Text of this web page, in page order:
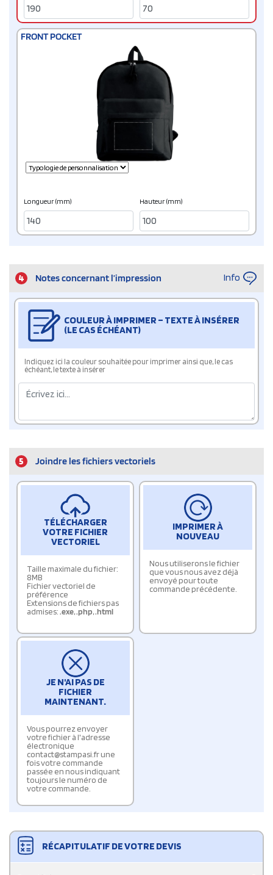
FRONT POCKET
Longueur (mm) Hauteur (mm)
4 Notes concernant l’impression Info
COULEUR À IMPRIMER – TEXTE À INSÉRER
(LE CAS ÉCHÉANT)
Indiquez ici la couleur souhaitée pour imprimer ainsi que, le cas
échéant, le texte à insérer
5 Joindre les fichiers vectoriels
TÉLÉCHARGER
VOTRE FICHIER
VECTORIEL
Taille maximale du fichier:
8MB
Fichier vectoriel de
préférence
Extensions de fichiers pas
admises:.exe,.php,.html
IMPRIMER À
NOUVEAU
Nous utiliserons le fichier
que vous nous avez déjà
envoyé pour toute
commande précédente.
JE N'AI PAS DE
FICHIER
MAINTENANT.
Vous pourrez envoyer
votre fichier à l'adresse
électronique
contact@stampasi.fr une
fois votre commande
passée en nous indiquant
toujours le numéro de
votre commande.
RÉCAPITULATIF DE VOTRE DEVIS